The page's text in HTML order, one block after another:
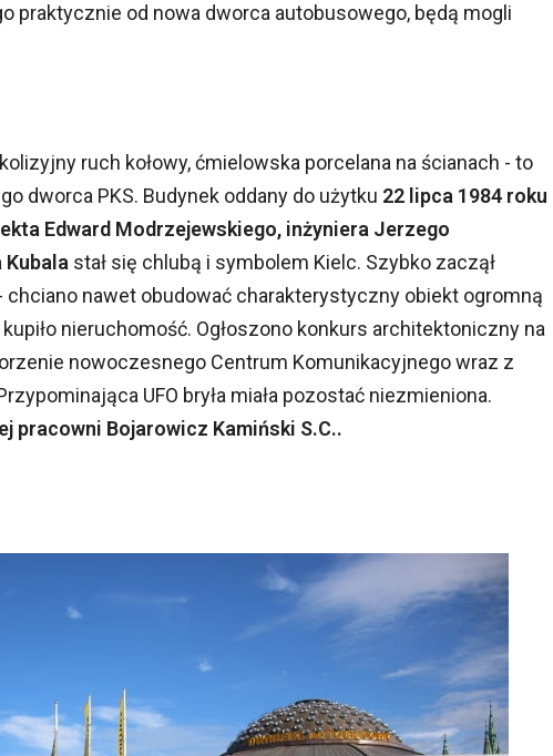
praktycznie od nowa dworca autobusowego, będą mogli
ruch kołowy, ćmielowska porcelana na ścianach - to
dworca PKS. Budynek oddany do użytku 22 lipca 1984 roku
Edward Modrzejewskiego, inżyniera Jerzego
Kubala stał się chlubą i symbolem Kielc. Szybko zaczął
chciano nawet obudować charakterystyczny obiekt ogromną
nieruchomość. Ogłoszono konkurs architektoniczny na
nowoczesnego Centrum Komunikacyjnego wraz z
UFO bryła miała pozostać niezmieniona.
pracowni Bojarowicz Kamiński S.C..